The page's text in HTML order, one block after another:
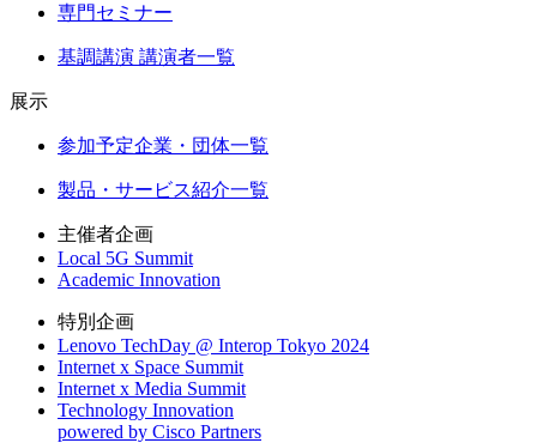
専門セミナー
基調講演 講演者一覧
展示
参加予定企業・団体一覧
製品・サービス紹介一覧
主催者企画
Local 5G Summit
Academic Innovation
特別企画
Lenovo TechDay @ Interop Tokyo 2024
Internet x Space Summit
Internet x Media Summit
Technology Innovation
powered by Cisco Partners